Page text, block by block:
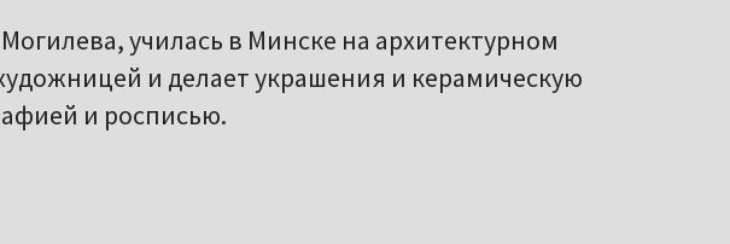
училась в Минске на архитектурном
и делает украшения и керамическую
и росписью.